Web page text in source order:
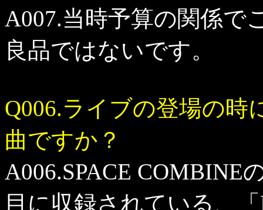
A007.当時予算の関係で
良品ではないです。
Q006.ライブの登場の時
曲ですか？
A006.SPACE COMBINE
目に収録されている、